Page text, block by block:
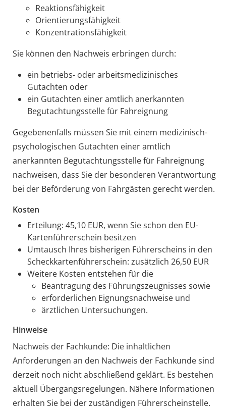
Reaktionsfähigkeit
Orientierungsfähigkeit
Konzentrationsfähigkeit
Sie können den Nachweis erbringen durch:
ein betriebs- oder arbeitsmedizinisches
Gutachten oder
ein Gutachten einer amtlich anerkannten
Begutachtungsstelle für Fahreignung
Gegebenenfalls müssen Sie mit einem medizinisch-
psychologischen Gutachten einer amtlich
anerkannten Begutachtungsstelle für Fahreignung
nachweisen, dass Sie der besonderen Verantwortung
bei der Beförderung von Fahrgästen gerecht werden.
Kosten
Erteilung: 45,10 EUR, wenn Sie schon den EU-
Kartenführerschein besitzen
Umtausch Ihres bisherigen Führerscheins in den
Scheckkartenführerschein: zusätzlich 26,50 EUR
Weitere Kosten entstehen für die
Beantragung des Führungszeugnisses sowie
erforderlichen Eignungsnachweise und
ärztlichen Untersuchungen.
Hinweise
Nachweis der Fachkunde: Die inhaltlichen
Anforderungen an den Nachweis der Fachkunde sind
derzeit noch nicht abschließend geklärt. Es bestehen
aktuell Übergangsregelungen. Nähere Informationen
erhalten Sie bei der zuständigen Führerscheinstelle.